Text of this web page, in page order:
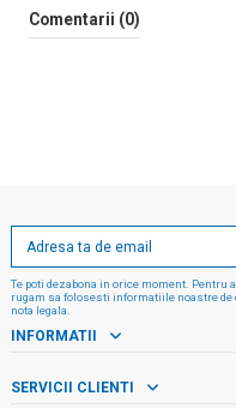
Comentarii (0)
Te poti dezabona in orice moment. Pentru
rugam sa folosesti informatiile noastre de
nota legala.
INFORMATII
SERVICII CLIENTI